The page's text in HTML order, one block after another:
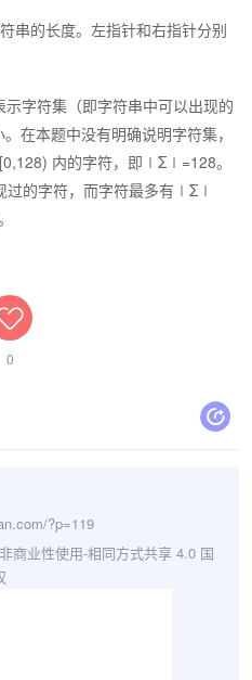
串的长度。左指针和右指针分别
字符集（即字符串中可以出现的
在本题中没有明确说明字符集，
内的字符，即∣Σ∣=128。
过的字符，而字符最多有∣Σ∣
0
?p=119
商业性使用-相同方式共享 4.0 国